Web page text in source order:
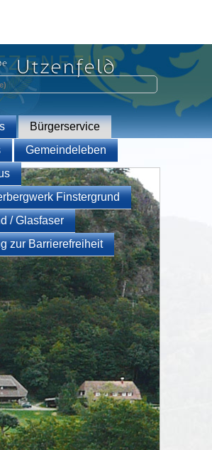
Bürgerservice
Gemeindeleben
Finstergrund
/ Glasfaser
zur Barrierefreiheit